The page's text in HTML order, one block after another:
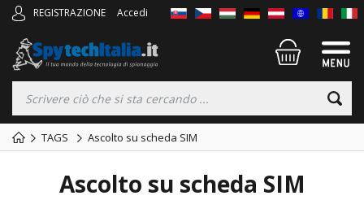
REGISTRAZIONE Accedi
TAGS Ascolto su scheda SIM
Ascolto su scheda SIM